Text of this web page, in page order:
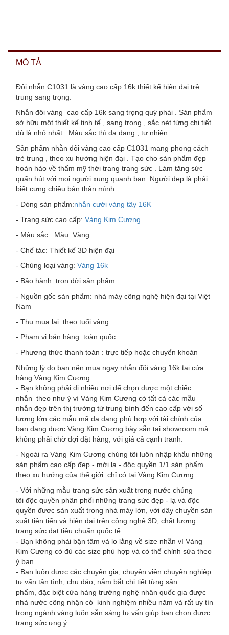
MÔ TẢ
Đôi nhẫn C1031 là vàng cao cấp 16k thiết kế hiện đại trẻ
trung sang trọng.
Nhẫn đôi vàng cao cấp 16k sang trọng quý phái . Sản phẩm
sở hữu một thiết kế tinh tế , sang trọng , sắc nét từng chi tiết
dù là nhỏ nhất . Màu sắc thì đa dạng , tự nhiên.
Sản phẩm nhẫn đôi vàng cao cấp C1031 mang phong cách
trẻ trung , theo xu hướng hiện đại . Tạo cho sản phẩm đẹp
hoàn hảo về thẩm mỹ thời trang trang sức . Làm tăng sức
quấn hút với mọi người xung quanh bạn .Người đẹp là phải
biết cưng chiều bản thân mình .
- Dòng sản phẩm:nhẫn cưới vàng tây 16K
- Trang sức cao cấp: Vàng Kim Cương
- Màu sắc : Màu Vàng
- Chế tác: Thiết kế 3D hiện đại
- Chủng loại vàng: Vàng 16k
- Bảo hành: trọn đời sản phẩm
- Nguồn gốc sản phẩm: nhà máy công nghệ hiện đại tại Việt
Nam
- Thu mua lại: theo tuổi vàng
- Phạm vi bán hàng: toàn quốc
- Phương thức thanh toán : trực tiếp hoặc chuyển khoản
Những lý do bạn nên mua ngay nhẫn đôi vàng 16k tại cửa
hàng Vàng Kim Cương :
- Bạn không phải đi nhiều nơi để chọn được một chiếc
nhẫn theo như ý vì Vàng Kim Cương có tất cả các mẫu
nhẫn đẹp trên thị trường từ trung bình đến cao cấp với số
lượng lớn các mẫu mã đa dạng phù hợp với tài chính của
bạn đang được Vàng Kim Cương bày sẵn tại showroom mà
không phải chờ đợi đặt hàng, với giá cả cạnh tranh.
- Ngoài ra Vàng Kim Cương chúng tôi luôn nhập khẩu những
sản phẩm cao cấp đẹp - mới lạ - độc quyền 1/1 sản phẩm
theo xu hướng của thế giới chỉ có tại Vàng Kim Cương.
- Với những mẫu trang sức sản xuất trong nước chúng
tôi độc quyền phân phối những trang sức đẹp - lạ và độc
quyền được sản xuất trong nhà máy lớn, với dây chuyền sản
xuất tiên tiến và hiện đại trên công nghệ 3D, chất lượng
trang sức đạt tiêu chuẩn quốc tế.
- Bạn không phải bận tâm và lo lắng về size nhẫn vì Vàng
Kim Cương có đủ các size phù hợp và có thể chỉnh sửa theo
ý bạn.
- Bạn luôn được các chuyên gia, chuyên viên chuyên nghiệp
tư vấn tận tình, chu đáo, nắm bắt chi tiết từng sản
phẩm, đặc biệt cửa hàng trưởng nghệ nhân quốc gia được
nhà nước công nhận có kinh nghiệm nhiều năm và rất uy tín
trong ngành vàng luôn sẵn sàng tư vấn giúp bạn chọn được
trang sức ưng ý.